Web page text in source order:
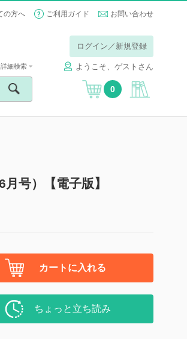
の方へ ご利用ガイド お問い合わせ
ログイン／新規登録
ようこそ、ゲストさん
詳細検索
0
号）【電子版】
カートに入れる
ちょっと立ち読み